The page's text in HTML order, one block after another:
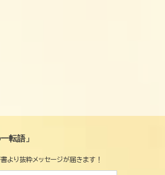
転語」
より抜粋メッセージが届きます！